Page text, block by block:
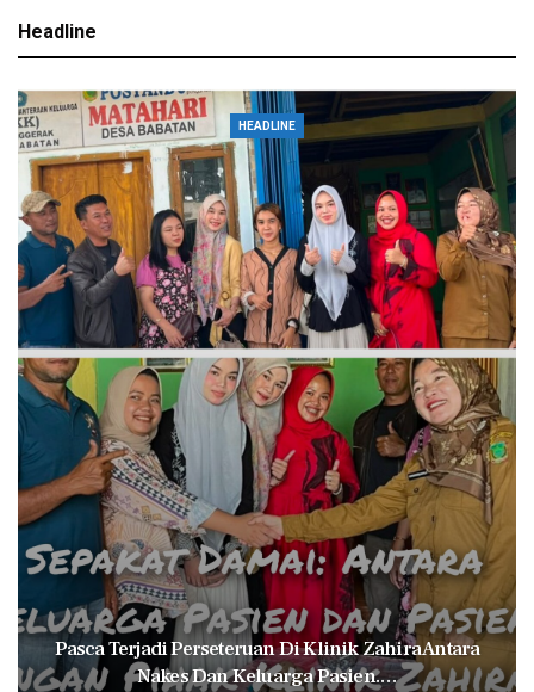
Headline
HEADLINE
Pasca Terjadi Perseteruan Di Klinik Zahira Antara
Nakes Dan Keluarga Pasien.…